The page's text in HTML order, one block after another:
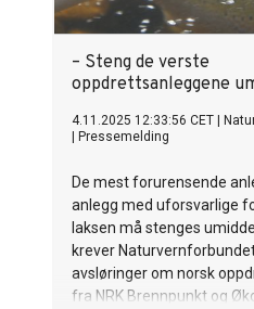
– Steng de verste
oppdrettsanleggene
4.11.2025 12:33:56 CET
Pressemelding
De mest forurensende
anlegg med uforsvarlige
laksen må stenges
krever
avsløringer om norsk
fra NRK Brennpunkt og